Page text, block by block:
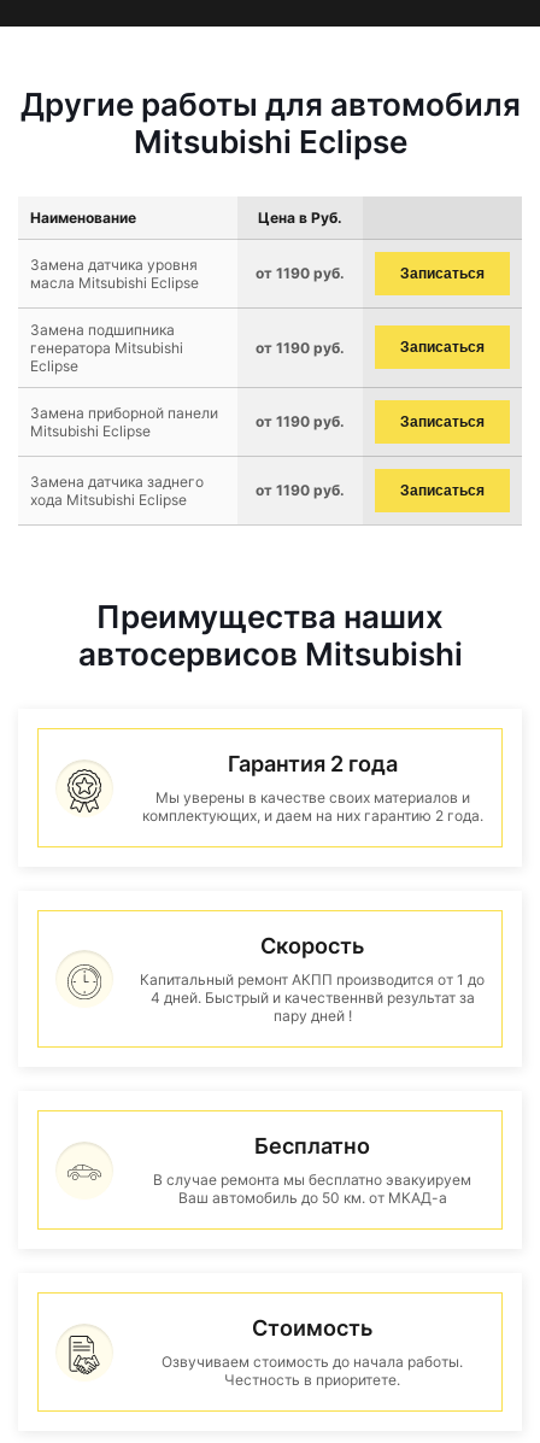
Другие работы для автомобиля
Mitsubishi Eclipse
Наименование Цена в Руб.
Замена датчика уровня
масла Mitsubishi Eclipse
от 1190 руб. Записаться
Замена подшипника
генератора Mitsubishi
Eclipse
от 1190 руб. Записаться
Замена приборной панели
Mitsubishi Eclipse
от 1190 руб. Записаться
Замена датчика заднего
хода Mitsubishi Eclipse
от 1190 руб. Записаться
Преимущества наших
автосервисов Mitsubishi
Гарантия 2 года
Мы уверены в качестве своих материалов и
комплектующих, и даем на них гарантию 2 года.
Скорость
Капитальный ремонт АКПП производится от 1 до
4 дней. Быстрый и качественнвй результат за
пару дней !
Бесплатно
В случае ремонта мы бесплатно эвакуируем
Ваш автомобиль до 50 км. от МКАД-а
Стоимость
Озвучиваем стоимость до начала работы.
Честность в приоритете.